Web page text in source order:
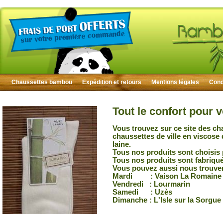
Chaussettes bambou Expédition et retours Mentions légales
Tout le confort pour
Vous trouvez sur ce site des
chaussettes de ville en
laine.
Tous nos produits sont choisis
Tous nos produits sont
Vous pouvez aussi nous
Mardi : Vaison La Romaine
Vendredi : Lourmarin
Samedi : Uzès
Dimanche : L'Isle sur la Sorgue